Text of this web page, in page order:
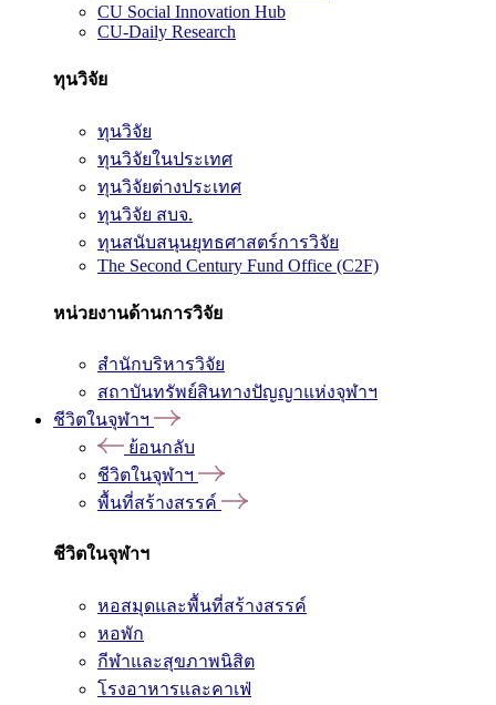
CU Social Innovation Hub
CU-Daily Research
ทุนวิจัย
ทุนวิจัย
ทุนวิจัยในประเทศ
ทุนวิจัยต่างประเทศ
ทุนวิจัย สบจ.
ทุนสนับสนุนยุทธศาสตร์การวิจัย
The Second Century Fund Office (C2F)
หน่วยงานด้านการวิจัย
สำนักบริหารวิจัย
สถาบันทรัพย์สินทางปัญญาแห่งจุฬาฯ
ชีวิตในจุฬาฯ
ย้อนกลับ
ชีวิตในจุฬาฯ
พื้นที่สร้างสรรค์
ชีวิตในจุฬาฯ
หอสมุดและพื้นที่สร้างสรรค์
หอพัก
กีฬาและสุขภาพนิสิต
โรงอาหารและคาเฟ่